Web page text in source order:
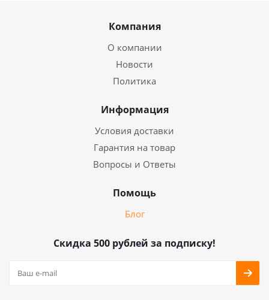
Компания
О компании
Новости
Политика
Информация
Условия доставки
Гарантия на товар
Вопросы и Ответы
Помощь
Блог
Скидка 500 рублей за подписку!